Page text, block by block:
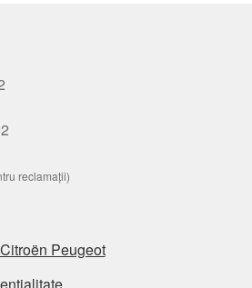
reclamații)
Peugeot